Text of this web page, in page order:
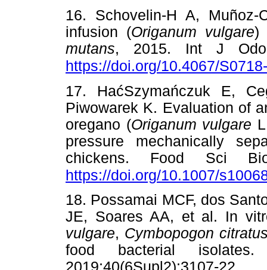
16. Schovelin-H A,
infusion (Origanum vulgare)
mutans, 2015. Int J
https://doi.org/10.4067/
17. HaćSzymańczuk E,
Piwowarek K. Evaluation of
oregano (Origanum vulgare
pressure mechanically
chickens. Food Sci
https://doi.org/10.1007/
18. Possamai MCF, dos
JE, Soares AA, et al. In
vulgare, Cymbopogon
food bacterial